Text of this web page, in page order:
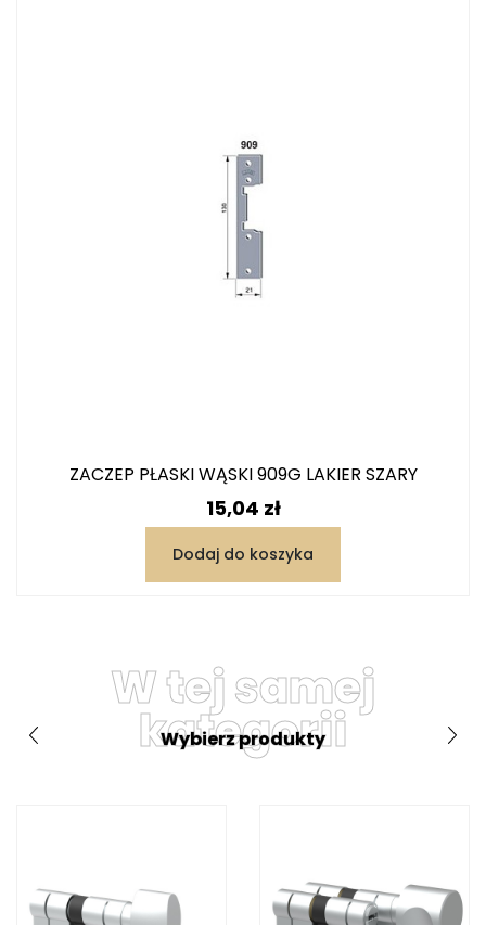
ZACZEP PŁASKI WĄSKI 909G LAKIER SZARY
Cena
15,04 zł
Dodaj do koszyka
W tej samej
kategorii
Wybierz produkty